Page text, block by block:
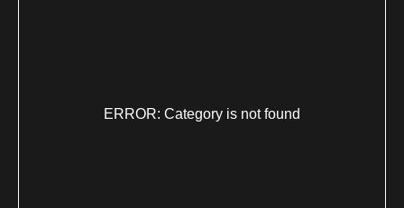
ERROR: Category is not found